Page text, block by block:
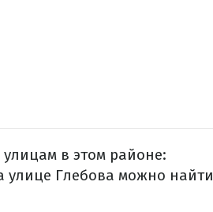
улицам в этом районе:
Глебова можно найти